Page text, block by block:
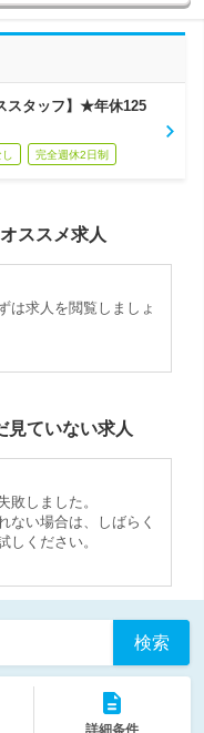
スタッフ】★年休125
完全週休2日制
ススメ求人
は求人を閲覧しましょ
見ていない求人
敗しました。
ない場合は、しばらく
しください。
検索